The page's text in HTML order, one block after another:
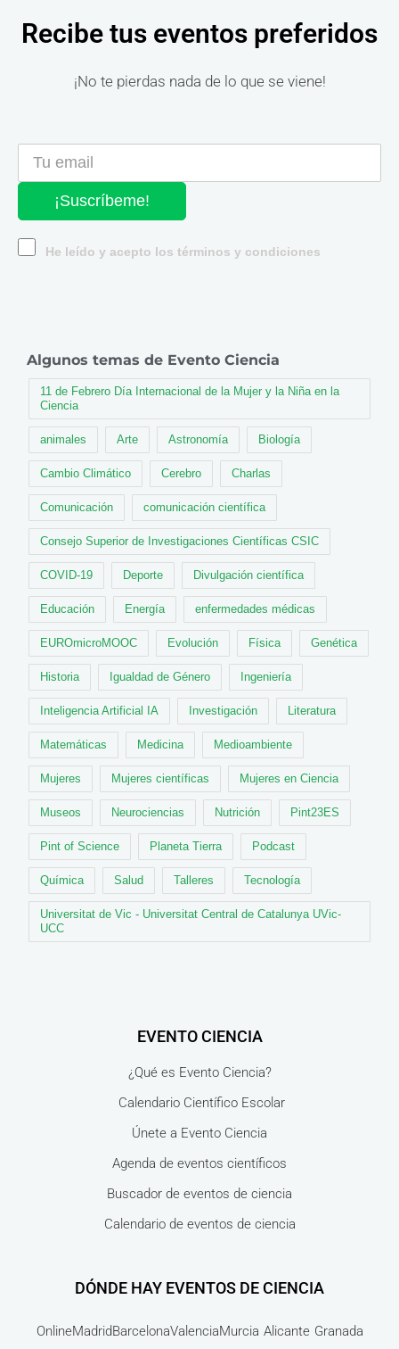
Recibe tus eventos preferidos
¡No te pierdas nada de lo que se viene!
¡Suscríbeme!
He leído y acepto los términos y condiciones
Algunos temas de Evento Ciencia
11 de Febrero Día Internacional de la Mujer y la Niña en la
Ciencia
animales Arte Astronomía Biología
Cambio Climático Cerebro Charlas
Comunicación comunicación científica
Consejo Superior de Investigaciones Científicas CSIC
COVID-19 Deporte Divulgación científica
Educación Energía enfermedades médicas
EUROmicroMOOC Evolución Física Genética
Historia Igualdad de Género Ingeniería
Inteligencia Artificial IA Investigación Literatura
Matemáticas Medicina Medioambiente
Mujeres Mujeres científicas Mujeres en Ciencia
Museos Neurociencias Nutrición Pint23ES
Pint of Science Planeta Tierra Podcast
Química Salud Talleres Tecnología
Universitat de Vic - Universitat Central de Catalunya UVic-
UCC
EVENTO CIENCIA
¿Qué es Evento Ciencia?
Calendario Científico Escolar
Únete a Evento Ciencia
Agenda de eventos científicos
Buscador de eventos de ciencia
Calendario de eventos de ciencia
DÓNDE HAY EVENTOS DE CIENCIA
OnlineMadridBarcelonaValenciaMurcia Alicante Granada